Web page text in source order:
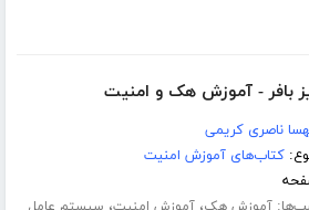
بافر - آموزش هک و امنیت
ناصری کریمی
کتاب‌های آموزش امنیت